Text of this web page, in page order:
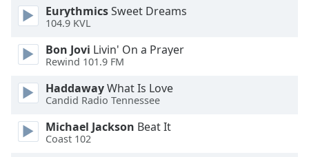
Opacity
Text
Color
Opacity
EurythmicsSweet Dreams
104.9 KVL
Bon Jovi Livin' On a Prayer
Rewind 101.9 FM
HaddawayWhat Is Love
Candid Radio Tennessee
Michael Jackson Beat It
Coast 102